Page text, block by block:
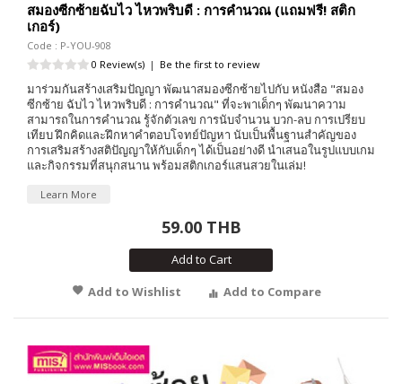
สมองซีกซ้ายฉับไว ไหวพริบดี : การคำนวณ (แถมฟรี! สติก
เกอร์)
Code : P-YOU-908
0 Review(s) | Be the first to review
มาร่วมกันสร้างเสริมปัญญา พัฒนาสมองซีกซ้ายไปกับ หนังสือ "สมอง
ซีกซ้าย ฉับไว ไหวพริบดี : การคำนวณ" ที่จะพาเด็กๆ พัฒนาความ
สามารถในการคำนวณ รู้จักตัวเลข การนับจำนวน บวก-ลบ การเปรียบ
เทียบ ฝึกคิดและฝึกหาคำตอบโจทย์ปัญหา นับเป็นพื้นฐานสำคัญของ
การเสริมสร้างสติปัญญาให้กับเด็กๆ ได้เป็นอย่างดี นำเสนอในรูปแบบเกม
และกิจกรรมที่สนุกสนาน พร้อมสติกเกอร์แสนสวยในเล่ม!
Learn More
59.00 THB
Add to Cart
Add to Wishlist
Add to Compare